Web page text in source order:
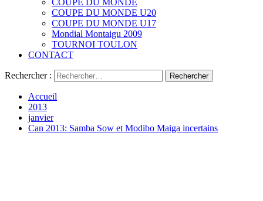
COUPE DU MONDE
COUPE DU MONDE U20
COUPE DU MONDE U17
Mondial Montaigu 2009
TOURNOI TOULON
CONTACT
Rechercher :
Accueil
2013
janvier
Can 2013: Samba Sow et Modibo Maiga incertains